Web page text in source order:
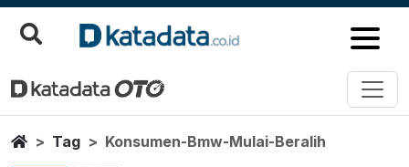
Konsumen Bmw Mulai Beralih
Berita Terbaru
HomeTag Konsumen-Bmw-Mulai-Beralih